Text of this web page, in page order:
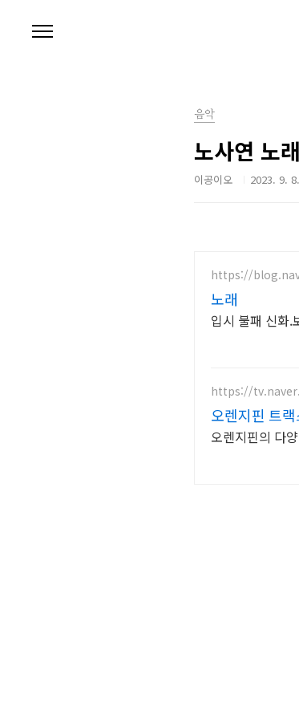
음악
노사연 노
이공이오 2023. 9.
https://
노래
입시 불패 신화.
https://
오렌지핀 트랙
오렌지핀의 다